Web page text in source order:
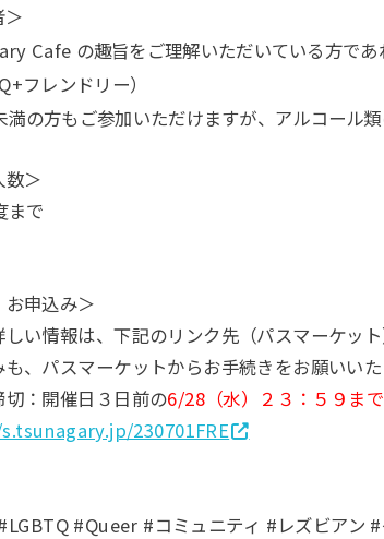
＞
Cafe の趣旨をご理解いただいている方であ
フレンドリー）
満の方もご参加いただけますが、アルコール
数＞
まで
お申込み＞
しい情報は、下記のリンク先（パスマーケット
も、パスマーケットからお手続きをお願いいた
切：開催日３日前の6/28（水）２３：５９まで
230701FRE
#Queer #コミュニティ #レズビアン